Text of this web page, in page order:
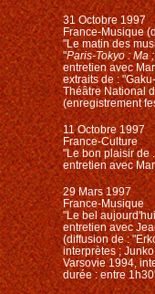
31 Octobre 1997
France-Musique
"Le matin des
"Paris-Tokyo : Ma
entretien avec
extraits de :
Théâtre National
(enregistrement
11 Octobre 1997
France-Culture
"Le bon plaisir de
entretien avec
29 Mars 1997
France-Musique
"Le bel
entretien avec
(diffusion de :
interprètes ;
Varsovie 1994,
durée : entre